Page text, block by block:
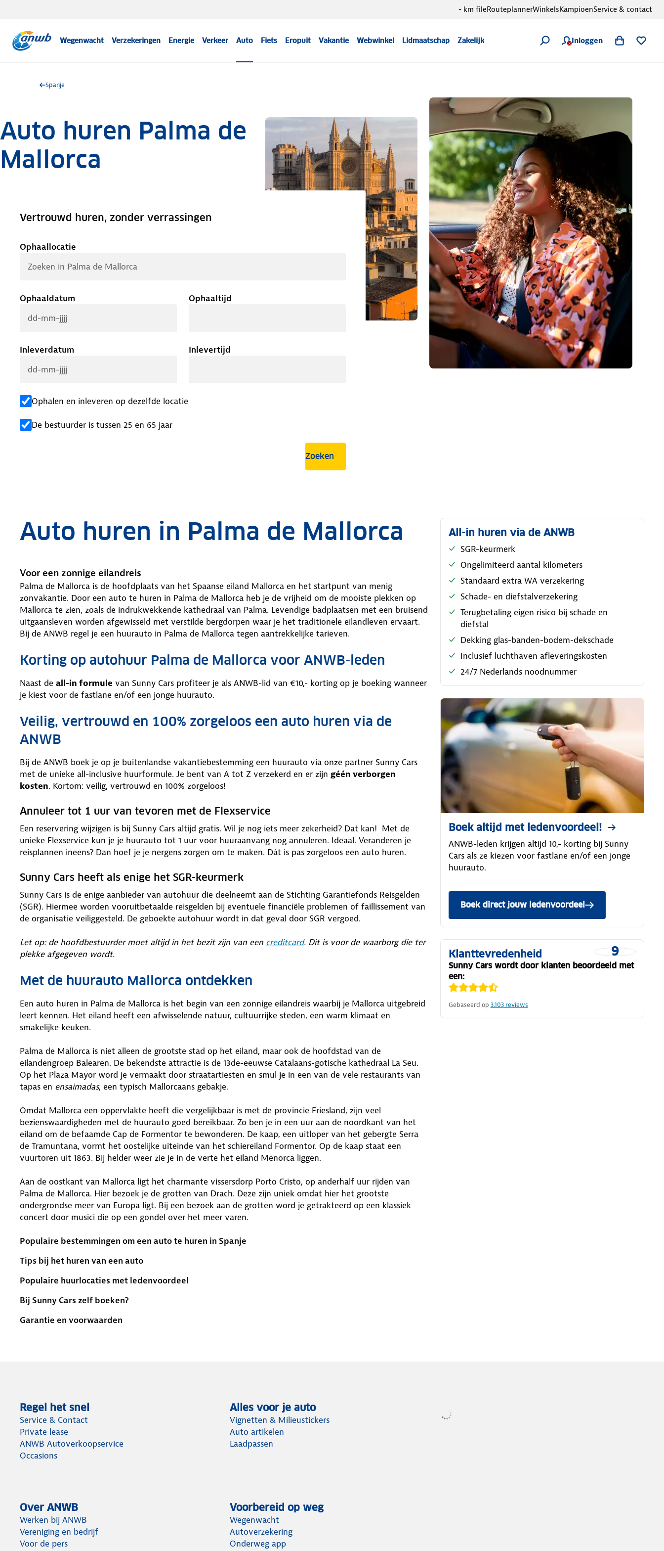
Wegenwacht Verzekeringen Energie Verkeer Auto Fiets Eropuit Vakantie Webwinkel Lidmaatschap Zakelijk Inloggen
- km fileRouteplannerWinkelsKampioenService & contact
Spanje
Auto huren Palma de
Mallorca
Vertrouwd huren, zonder verrassingen
Ophaallocatie
Ophaaldatum Ophaaltijd
Inleverdatum Inlevertijd
Ophalen en inleveren op dezelfde locatie
De bestuurder is tussen 25 en 65 jaar
Zoeken
Auto huren in Palma de Mallorca
Voor een zonnige eilandreis
Palma de Mallorca is de hoofdplaats van het Spaanse eiland Mallorca en het startpunt van menig
zonvakantie. Door een auto te huren in Palma de Mallorca heb je de vrijheid om de mooiste plekken op
Mallorca te zien, zoals de indrukwekkende kathedraal van Palma. Levendige badplaatsen met een bruisend
uitgaansleven worden afgewisseld met verstilde bergdorpen waar je het traditionele eilandleven ervaart.
Bij de ANWB regel je een huurauto in Palma de Mallorca tegen aantrekkelijke tarieven.
Korting op autohuur Palma de Mallorca voor ANWB-leden
Naast de all-in formule van Sunny Cars profiteer je als ANWB-lid van €10,- korting op je boeking wanneer
je kiest voor de fastlane en/of een jonge huurauto.
Veilig, vertrouwd en 100% zorgeloos een auto huren via de
ANWB
Bij de ANWB boek je op je buitenlandse vakantiebestemming een huurauto via onze partner Sunny Cars
met de unieke all-inclusive huurformule. Je bent van A tot Z verzekerd en er zijn géén verborgen
kosten. Kortom: veilig, vertrouwd en 100% zorgeloos!
Annuleer tot 1 uur van tevoren met de Flexservice
Een reservering wijzigen is bij Sunny Cars altijd gratis. Wil je nog iets meer zekerheid? Dat kan! Met de
unieke Flexservice kun je je huurauto tot 1 uur voor huuraanvang nog annuleren. Ideaal. Veranderen je
reisplannen ineens? Dan hoef je je nergens zorgen om te maken. Dát is pas zorgeloos een auto huren.
Sunny Cars heeft als enige het SGR-keurmerk
Sunny Cars is de enige aanbieder van autohuur die deelneemt aan de Stichting Garantiefonds Reisgelden
(SGR). Hiermee worden vooruitbetaalde reisgelden bij eventuele financiële problemen of faillissement van
de organisatie veiliggesteld. De geboekte autohuur wordt in dat geval door SGR vergoed.
Let op: de hoofdbestuurder moet altijd in het bezit zijn van een creditcard. Dit is voor de waarborg die ter
plekke afgegeven wordt.
Met de huurauto Mallorca ontdekken
Een auto huren in Palma de Mallorca is het begin van een zonnige eilandreis waarbij je Mallorca uitgebreid
leert kennen. Het eiland heeft een afwisselende natuur, cultuurrijke steden, een warm klimaat en
smakelijke keuken.
Palma de Mallorca is niet alleen de grootste stad op het eiland, maar ook de hoofdstad van de
eilandengroep Balearen. De bekendste attractie is de 13de-eeuwse Catalaans-gotische kathedraal La Seu.
Op het Plaza Mayor word je vermaakt door straatartiesten en smul je in een van de vele restaurants van
tapas en ensaimadas, een typisch Mallorcaans gebakje.
Omdat Mallorca een oppervlakte heeft die vergelijkbaar is met de provincie Friesland, zijn veel
bezienswaardigheden met de huurauto goed bereikbaar. Zo ben je in een uur aan de noordkant van het
eiland om de befaamde Cap de Formentor te bewonderen. De kaap, een uitloper van het gebergte Serra
de Tramuntana, vormt het oostelijke uiteinde van het schiereiland Formentor. Op de kaap staat een
vuurtoren uit 1863. Bij helder weer zie je in de verte het eiland Menorca liggen.
Aan de oostkant van Mallorca ligt het charmante vissersdorp Porto Cristo, op anderhalf uur rijden van
Palma de Mallorca. Hier bezoek je de grotten van Drach. Deze zijn uniek omdat hier het grootste
ondergrondse meer van Europa ligt. Bij een bezoek aan de grotten word je getrakteerd op een klassiek
concert door musici die op een gondel over het meer varen.
Populaire bestemmingen om een auto te huren in Spanje
Tips bij het huren van een auto
Populaire huurlocaties met ledenvoordeel
Bij Sunny Cars zelf boeken?
Garantie en voorwaarden
All-in huren via de ANWB
SGR-keurmerk
Ongelimiteerd aantal kilometers
Standaard extra WA verzekering
Schade- en diefstalverzekering
Terugbetaling eigen risico bij schade en
diefstal
Dekking glas-banden-bodem-dekschade
Inclusief luchthaven afleveringskosten
24/7 Nederlands noodnummer
Boek altijd met ledenvoordeel!
ANWB-leden krijgen altijd 10,- korting bij Sunny
Cars als ze kiezen voor fastlane en/of een jonge
huurauto.
Boek direct jouw ledenvoordeel
9
Klanttevredenheid
Sunny Cars wordt door klanten beoordeeld met
een:
Gebaseerd op 3.103reviews
Regel het snel
Service & Contact
Private lease
ANWB Autoverkoopservice
Occasions
Alles voor je auto
Vignetten & Milieustickers
Auto artikelen
Laadpassen
Over ANWB
Werken bij ANWB
Vereniging en bedrijf
Voor de pers
Voorbereid op weg
Wegenwacht
Autoverzekering
Onderweg app